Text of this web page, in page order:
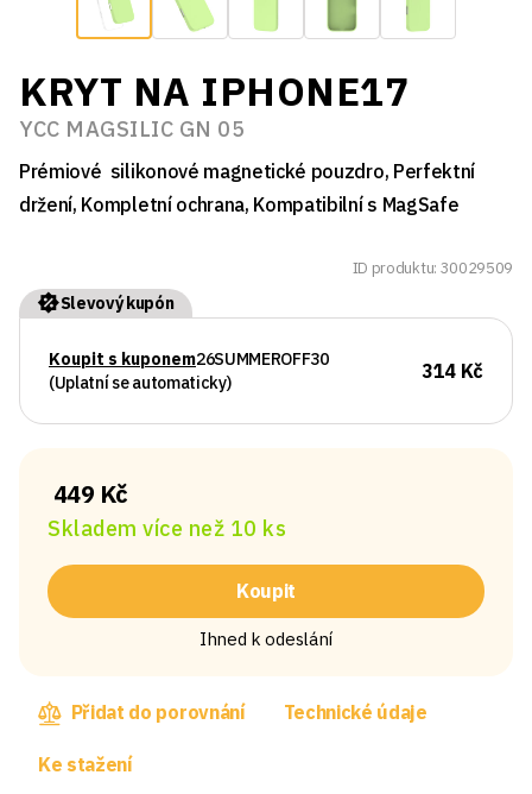
KRYT NA IPHONE17
YCC MAGSILIC GN 05
Prémiové silikonové magnetické pouzdro, Perfektní
držení, Kompletní ochrana, Kompatibilní s MagSafe
ID produktu: 30029509
Slevový kupón
Koupit s kuponem26SUMMEROFF30
(Uplatní se automaticky)
314 Kč
449 Kč
Skladem více než 10 ks
Koupit
Ihned k odeslání
Přidat do porovnání Technické údaje
Ke stažení